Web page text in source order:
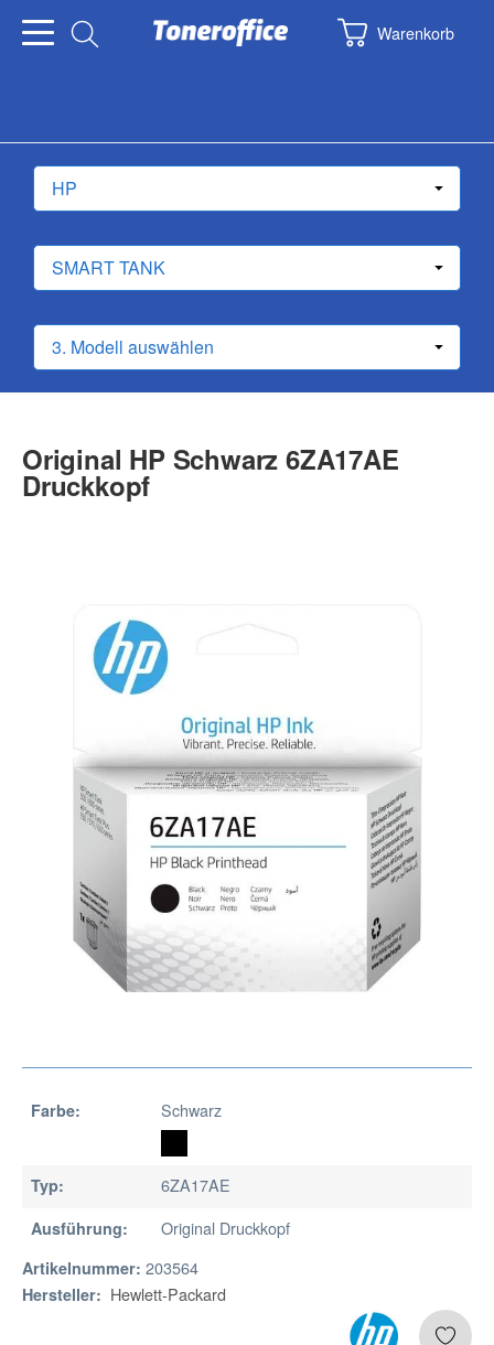
Warenkorb
Original HP Schwarz 6ZA17AE
Druckkopf
Farbe: Schwarz
Typ: 6ZA17AE
Ausführung: Original Druckkopf
Artikelnummer: 203564
Hersteller: Hewlett-Packard